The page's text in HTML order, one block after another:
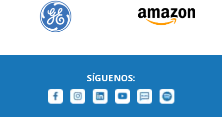
SÍGUENOS: